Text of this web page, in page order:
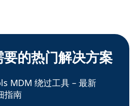
的热门解决方案
MDM 绕过工具 – 最新
指南